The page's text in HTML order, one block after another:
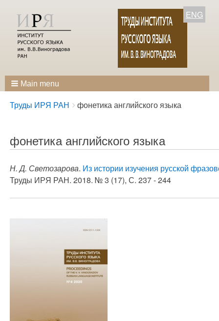
ENG
Main menu
Breadcrumbs
You
Труды ИРЯ РАН фонетика английского языка
фонетика английского языка
Н. Д. Светозарова. Из истории изучения русской
Труды ИРЯ РАН. 2018. № 3 (17), С. 237 - 244